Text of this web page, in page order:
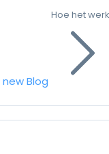
newBlog
Hoe het